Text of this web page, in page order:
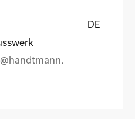
DE